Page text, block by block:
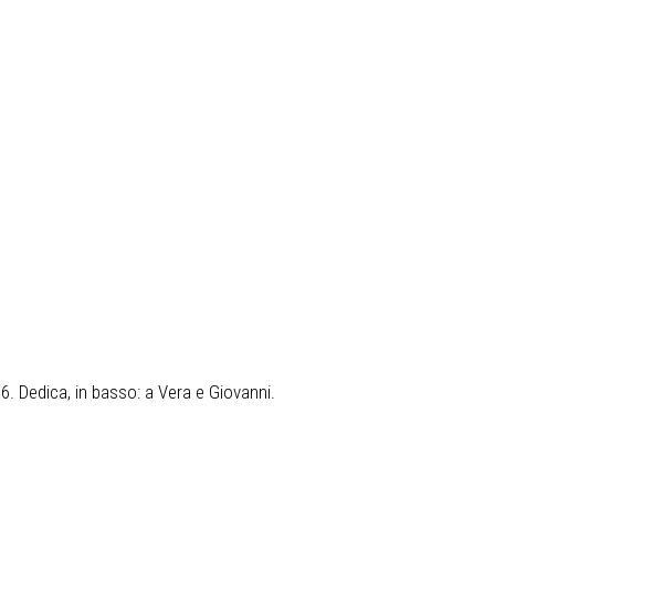
Dedica, in basso: a Vera e Giovanni.